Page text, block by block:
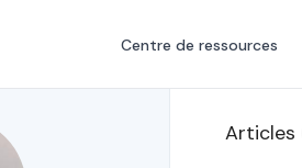
Centre de ressources
Articles